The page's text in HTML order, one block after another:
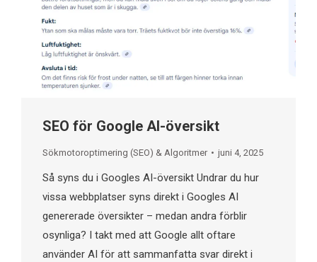
SEO för Google AI-översikt
Sökmotoroptimering (SEO) & Algoritmer juni 4, 2025
Så syns du i Googles AI-översikt​ Undrar du hur
vissa webbplatser syns direkt i Googles AI
genererade översikter – medan andra förblir
osynliga? I takt med att Google allt oftare
använder AI för att sammanfatta svar direkt i